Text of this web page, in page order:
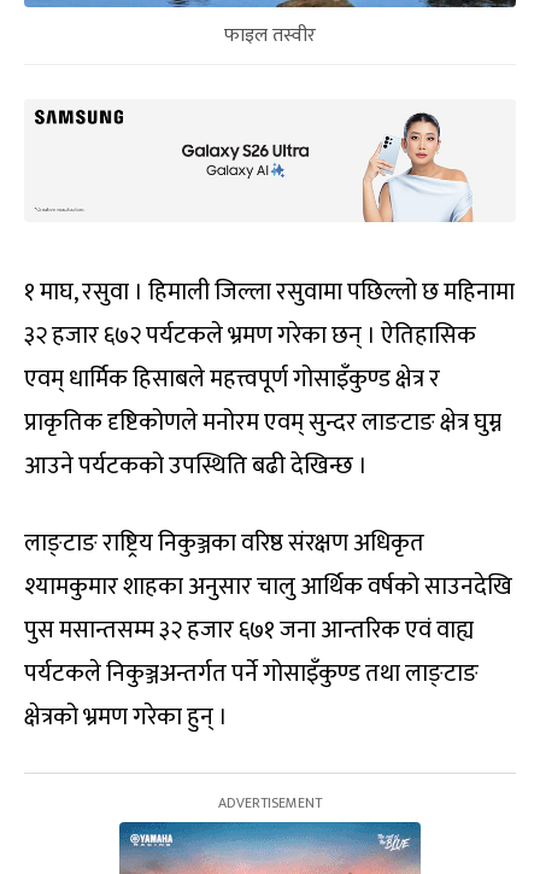
फाइल तस्वीर
१ माघ, रसुवा । हिमाली जिल्ला रसुवामा पछिल्लो छ महिनामा
३२ हजार ६७२ पर्यटकले भ्रमण गरेका छन् । ऐतिहासिक
एवम् धार्मिक हिसाबले महत्त्वपूर्ण गोसाइँकुण्ड क्षेत्र र
प्राकृतिक दृष्टिकोणले मनोरम एवम् सुन्दर लाङटाङ क्षेत्र घुम्न
आउने पर्यटकको उपस्थिति बढी देखिन्छ ।
लाङ्टाङ राष्ट्रिय निकुञ्जका वरिष्ठ संरक्षण अधिकृत
श्यामकुमार शाहका अनुसार चालु आर्थिक वर्षको साउनदेखि
पुस मसान्तसम्म ३२ हजार ६७१ जना आन्तरिक एवं वाह्य
पर्यटकले निकुञ्जअन्तर्गत पर्ने गोसाइँकुण्ड तथा लाङ्टाङ
क्षेत्रको भ्रमण गरेका हुन् ।